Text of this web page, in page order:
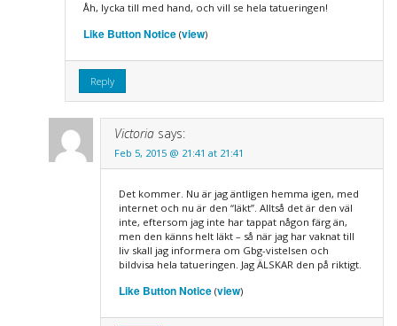
Åh, lycka till med hand, och vill se hela tatueringen!
Like Button Notice(view)
Reply
Victoria says:
Feb 5, 2015 @ 21:41 at 21:41
Det kommer. Nu är jag äntligen hemma igen, med
internet och nu är den “läkt”. Alltså det är den väl
inte, eftersom jag inte har tappat någon färg än,
men den känns helt läkt – så när jag har vaknat till
liv skall jag informera om Gbg-vistelsen och
bildvisa hela tatueringen. Jag ÄLSKAR den på riktigt.
Like Button Notice(view)